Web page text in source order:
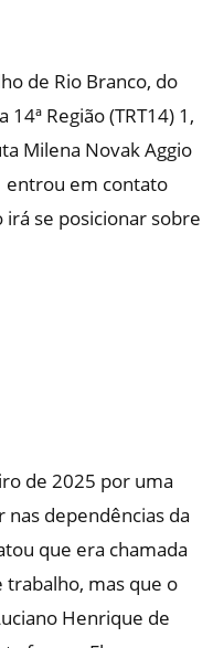
de Rio Branco, do
Região (TRT14) 1,
Milena Novak Aggio
entrou em contato
irá se posicionar sobre
de 2025 por uma
dependências da
que era chamada
trabalho, mas que o
Henrique de